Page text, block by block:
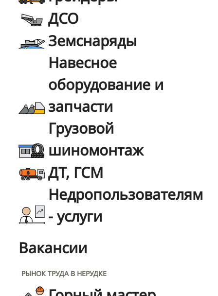
ДСО
Земснаряды
Навесное
оборудование и
запчасти
Грузовой
шиномонтаж
ДТ, ГСМ
Недропользователям
- услуги
Вакансии
РЫНОК ТРУДА В НЕРУДКЕ